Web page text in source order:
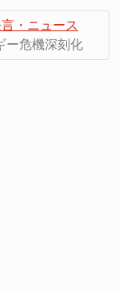
・ニュース
ー危機深刻化